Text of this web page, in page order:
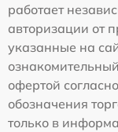
работает
авторизации от
указанные на
офертой
обозначения
только в